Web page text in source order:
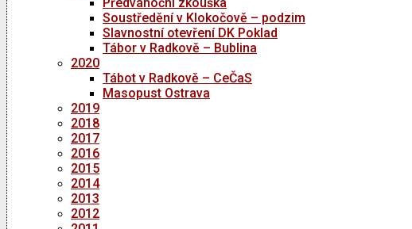
Soustředění v Klokočově – podzim
Slavnostní otevření DK Poklad
Tábor v Radkově – Bublina
2020
Tábot v Radkově – CeČaS
Masopust Ostrava
2019
2018
2017
2016
2015
2014
2013
2012